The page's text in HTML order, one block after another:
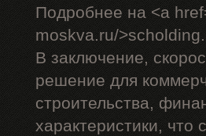
Подробнее на <a
moskva.ru/
В заключение,
решение для
строительства,
характеристики,